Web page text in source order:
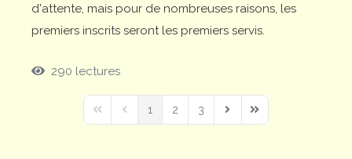
d'attente, mais pour de nombreuses raisons, les
premiers inscrits seront les premiers servis.
290 lectures
First PagePrevious Page
1 2 3
Next PageLast Page